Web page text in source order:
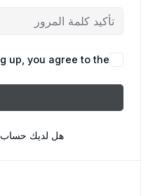
up, you agree to the
هل لديك حساب